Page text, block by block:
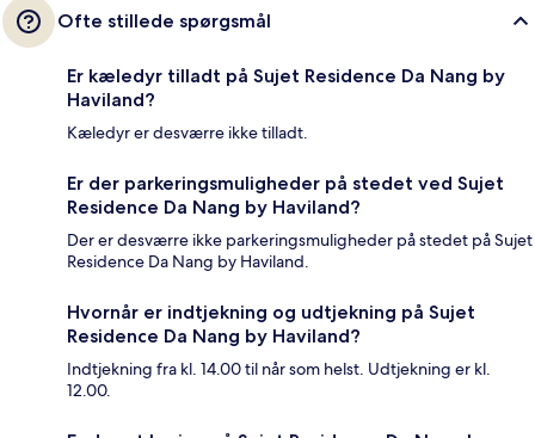
Ofte stillede spørgsmål
Er kæledyr tilladt på Sujet Residence Da Nang by
Haviland?
Kæledyr er desværre ikke tilladt.
Er der parkeringsmuligheder på stedet ved Sujet
Residence Da Nang by Haviland?
Der er desværre ikke parkeringsmuligheder på stedet på Sujet
Residence Da Nang by Haviland.
Hvornår er indtjekning og udtjekning på Sujet
Residence Da Nang by Haviland?
Indtjekning fra kl. 14.00 til når som helst. Udtjekning er kl.
12.00.